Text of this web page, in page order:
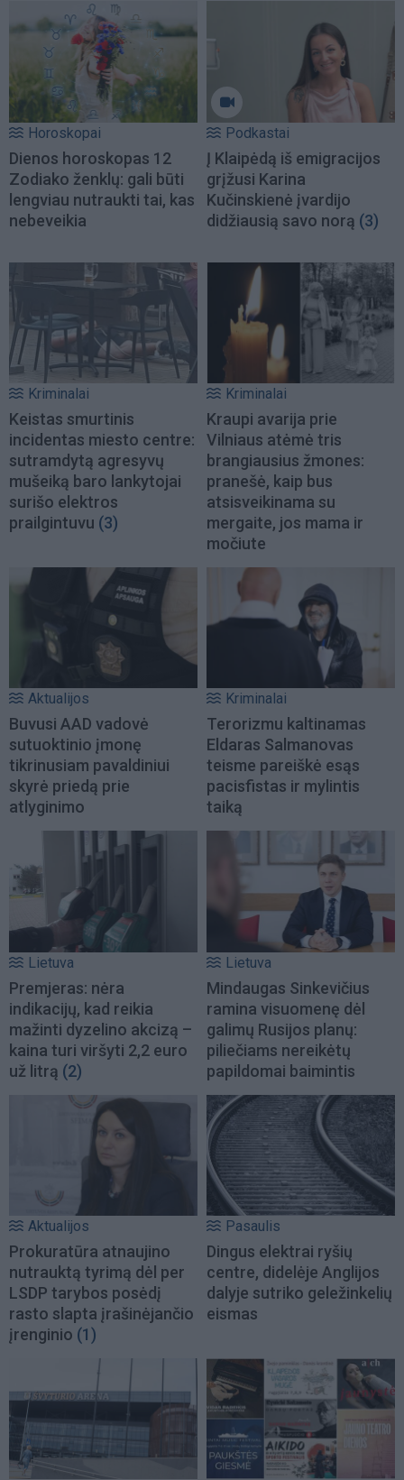
Horoskopai
Dienos horoskopas 12
Zodiako ženklų: gali būti
lengviau nutraukti tai, kas
nebeveikia
Podkastai
Į Klaipėdą iš emigracijos
grįžusi Karina
Kučinskienė įvardijo
didžiausią savo norą (3)
Kriminalai
Keistas smurtinis
incidentas miesto centre:
sutramdytą agresyvų
mušeiką baro lankytojai
surišo elektros
prailgintuvu (3)
Kriminalai
Kraupi avarija prie
Vilniaus atėmė tris
brangiausius žmones:
pranešė, kaip bus
atsisveikinama su
mergaite, jos mama ir
močiute
Aktualijos
Buvusi AAD vadovė
sutuoktinio įmonę
tikrinusiam pavaldiniui
skyrė priedą prie
atlyginimo
Kriminalai
Terorizmu kaltinamas
Eldaras Salmanovas
teisme pareiškė esąs
pacisfistas ir mylintis
taiką
Lietuva
Premjeras: nėra
indikacijų, kad reikia
mažinti dyzelino akcizą –
kaina turi viršyti 2,2 euro
už litrą (2)
Lietuva
Mindaugas Sinkevičius
ramina visuomenę dėl
galimų Rusijos planų:
piliečiams nereikėtų
papildomai baimintis
Aktualijos
Prokuratūra atnaujino
nutrauktą tyrimą dėl per
LSDP tarybos posėdį
rasto slapta įrašinėjančio
įrenginio (1)
Pasaulis
Dingus elektrai ryšių
centre, didelėje Anglijos
dalyje sutriko geležinkelių
eismas